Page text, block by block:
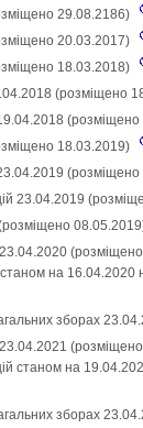
29.08.2186)
20.03.2017)
18.03.2018)
(розміщено
18.03.2019)
23.04.2019
23.04.2020
станом на
зборах
23.04.2021
станом на
зборах